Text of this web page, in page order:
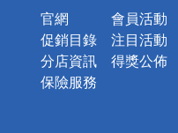
官網
促銷目錄
分店資訊
保險服務
會員活動
注目活動
得獎公佈